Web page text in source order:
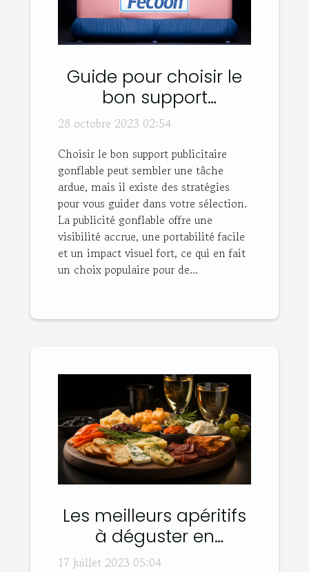
Guide pour choisir le
bon support
publicitaire gonflable
28 octobre 2023 02:54
Choisir le bon support publicitaire
gonflable peut sembler une tâche
ardue, mais il existe des stratégies
pour vous guider dans votre sélection.
La publicité gonflable offre une
visibilité accrue, une portabilité facile
et un impact visuel fort, ce qui en fait
un choix populaire pour de...
Les meilleurs apéritifs
à déguster en
entreprise
17 juillet 2023 05:04